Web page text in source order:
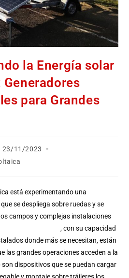
la Energía solar
para Grandes
23/11/2023
está experimentando una
se despliega sobre ruedas y se
campos y complejas instalaciones
Solares Móviles, con su capacidad
donde más se necesitan, están
las grandes operaciones acceden a la
dispositivos que se puedan cargar